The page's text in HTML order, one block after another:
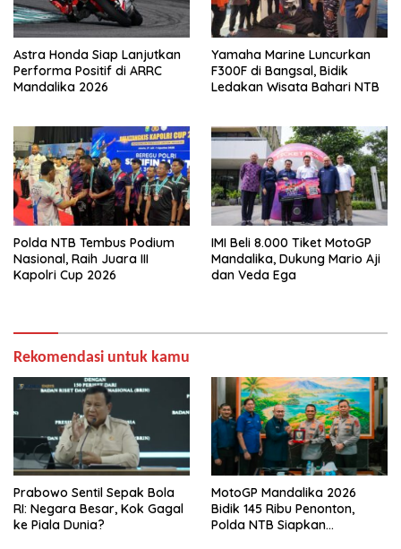
Astra Honda Siap Lanjutkan
Performa Positif di ARRC
Mandalika 2026
Yamaha Marine Luncurkan
F300F di Bangsal, Bidik
Ledakan Wisata Bahari NTB
Polda NTB Tembus Podium
Nasional, Raih Juara III
Kapolri Cup 2026
IMI Beli 8.000 Tiket MotoGP
Mandalika, Dukung Mario Aji
dan Veda Ega
Rekomendasi untuk kamu
Prabowo Sentil Sepak Bola
RI: Negara Besar, Kok Gagal
ke Piala Dunia?
MotoGP Mandalika 2026
Bidik 145 Ribu Penonton,
Polda NTB Siapkan